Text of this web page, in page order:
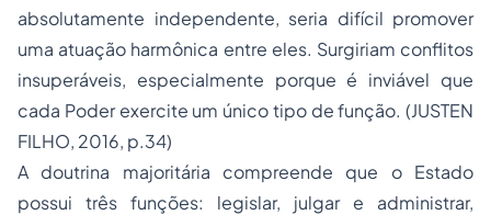
absolutamente independente, seria difícil promover
uma atuação harmônica entre eles. Surgiriam conflitos
insuperáveis, especialmente porque é inviável que
cada Poder exercite um único tipo de função. (JUSTEN
FILHO, 2016, p.34)
A doutrina majoritária compreende que o Estado
possui três funções: legislar, julgar e administrar,